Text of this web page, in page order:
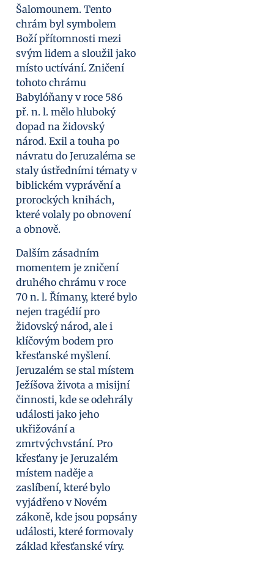
Šalomounem. Tento
chrám byl symbolem
Boží přítomnosti mezi
svým lidem a sloužil jako
místo uctívání. Zničení
tohoto chrámu
Babylóňany v roce 586
př. n. l. mělo hluboký
dopad na židovský
národ. Exil a touha po
návratu do Jeruzaléma se
staly ústředními tématy v
biblickém vyprávění a
prorockých knihách,
které volaly po obnovení
a obnově.
Dalším zásadním
momentem je zničení
druhého chrámu v roce
70 n. l. Římany, které bylo
nejen tragédií pro
židovský národ, ale i
klíčovým bodem pro
křesťanské myšlení.
Jeruzalém se stal místem
Ježíšova života a misijní
činnosti, kde se odehrály
události jako jeho
ukřižování a
zmrtvýchvstání. Pro
křesťany je Jeruzalém
místem naděje a
zaslíbení, které bylo
vyjádřeno v Novém
zákoně, kde jsou popsány
události, které formovaly
základ křesťanské víry.